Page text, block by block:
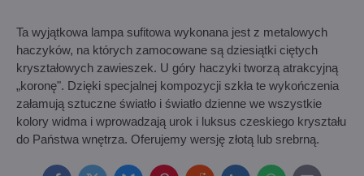
Ta wyjątkowa lampa sufitowa wykonana jest z metalowych
haczyków, na których zamocowane są dziesiątki ciętych
kryształowych zawieszek. U góry haczyki tworzą atrakcyjną
„koronę". Dzięki specjalnej kompozycji szkła te wykończenia
załamują sztuczne światło i światło dzienne we wszystkie
kolory widma i wprowadzają urok i luksus czeskiego kryształu
do Państwa wnętrza. Oferujemy wersję złotą lub srebrną.